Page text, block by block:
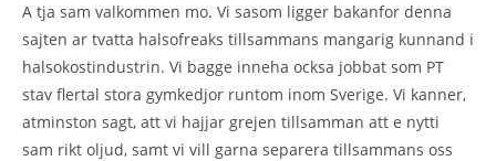
A tja sam valkommen mo. Vi sasom ligger bakanfor denna
sajten ar tvatta halsofreaks tillsammans mangarig kunnand i
halsokostindustrin. Vi bagge inneha ocksa jobbat som PT
stav flertal stora gymkedjor runtom inom Sverige. Vi kanner,
atminston sagt, att vi hajjar grejen tillsamman att e nytti
sam rikt oljud, samt vi vill garna separera tillsammans oss